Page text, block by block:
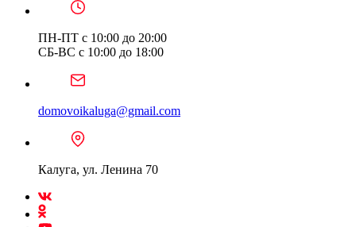
ПН-ПТ с 10:00 до 20:00
СБ-ВС с 10:00 до 18:00
domovoikaluga@gmail.com
Калуга, ул. Ленина 70